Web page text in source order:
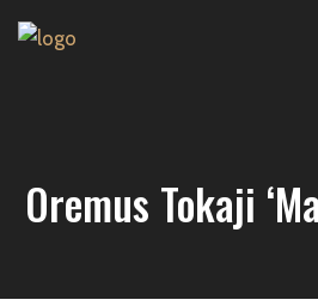
Oremus Tokaji